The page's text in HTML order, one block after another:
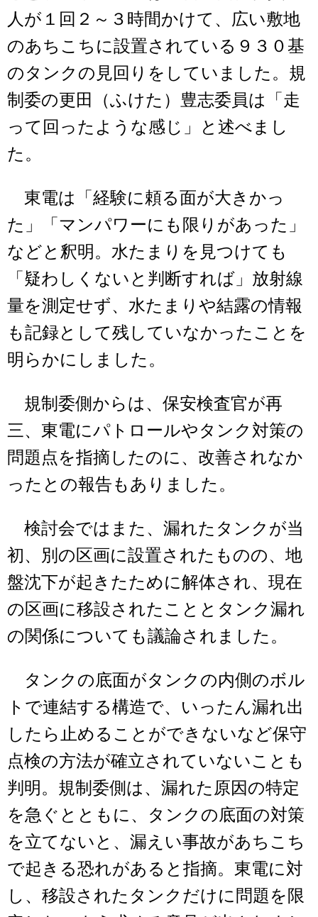
人が１回２～３時間かけて、広い敷地
のあちこちに設置されている９３０基
のタンクの見回りをしていました。規
制委の更田（ふけた）豊志委員は「走
って回ったような感じ」と述べまし
た。
東電は「経験に頼る面が大きかっ
た」「マンパワーにも限りがあった」
などと釈明。水たまりを見つけても
「疑わしくないと判断すれば」放射線
量を測定せず、水たまりや結露の情報
も記録として残していなかったことを
明らかにしました。
規制委側からは、保安検査官が再
三、東電にパトロールやタンク対策の
問題点を指摘したのに、改善されなか
ったとの報告もありました。
検討会ではまた、漏れたタンクが当
初、別の区画に設置されたものの、地
盤沈下が起きたために解体され、現在
の区画に移設されたこととタンク漏れ
の関係についても議論されました。
タンクの底面がタンクの内側のボル
トで連結する構造で、いったん漏れ出
したら止めることができないなど保守
点検の方法が確立されていないことも
判明。規制委側は、漏れた原因の特定
を急ぐとともに、タンクの底面の対策
を立てないと、漏えい事故があちこち
で起きる恐れがあると指摘。東電に対
し、移設されたタンクだけに問題を限